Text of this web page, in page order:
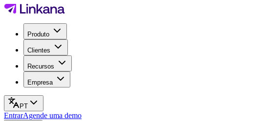
Produto
Clientes
Recursos
Empresa
PT
EntrarAgende uma demo